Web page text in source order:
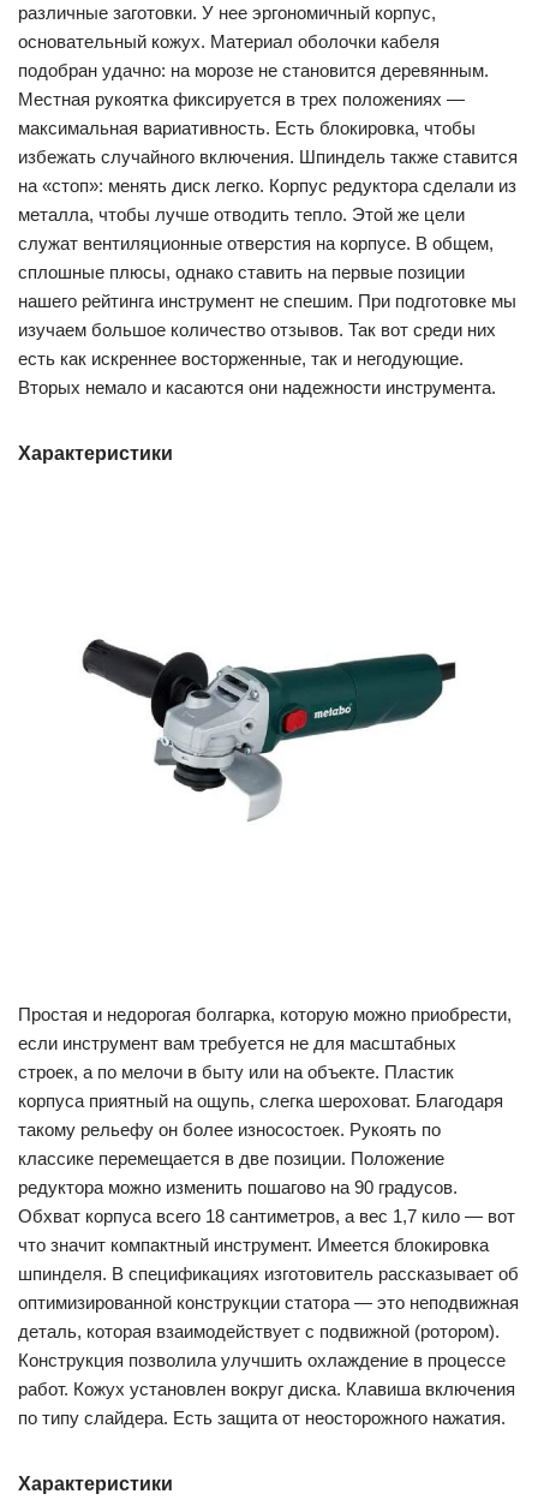
различные заготовки. У нее эргономичный корпус,
основательный кожух. Материал оболочки кабеля
подобран удачно: на морозе не становится деревянным.
Местная рукоятка фиксируется в трех положениях —
максимальная вариативность. Есть блокировка, чтобы
избежать случайного включения. Шпиндель также ставится
на «стоп»: менять диск легко. Корпус редуктора сделали из
металла, чтобы лучше отводить тепло. Этой же цели
служат вентиляционные отверстия на корпусе. В общем,
сплошные плюсы, однако ставить на первые позиции
нашего рейтинга инструмент не спешим. При подготовке мы
изучаем большое количество отзывов. Так вот среди них
есть как искреннее восторженные, так и негодующие.
Вторых немало и касаются они надежности инструмента.
Характеристики
Простая и недорогая болгарка, которую можно приобрести,
если инструмент вам требуется не для масштабных
строек, а по мелочи в быту или на объекте. Пластик
корпуса приятный на ощупь, слегка шероховат. Благодаря
такому рельефу он более износостоек. Рукоять по
классике перемещается в две позиции. Положение
редуктора можно изменить пошагово на 90 градусов.
Обхват корпуса всего 18 сантиметров, а вес 1,7 кило — вот
что значит компактный инструмент. Имеется блокировка
шпинделя. В спецификациях изготовитель рассказывает об
оптимизированной конструкции статора — это неподвижная
деталь, которая взаимодействует с подвижной (ротором).
Конструкция позволила улучшить охлаждение в процессе
работ. Кожух установлен вокруг диска. Клавиша включения
по типу слайдера. Есть защита от неосторожного нажатия.
Характеристики